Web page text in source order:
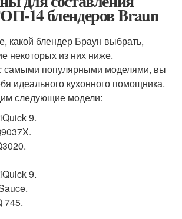
14 блендеров Braun
какой блендер Браун выбрать,
некоторых из них ниже.
самыми популярными моделями, вы
идеального кухонного помощника.
следующие модели:
9.
9.
745.